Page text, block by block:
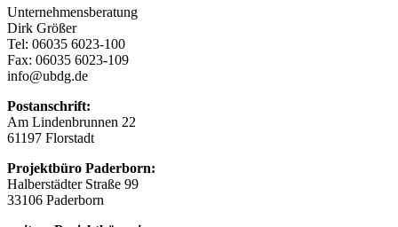
Unternehmensberatung
Dirk Größer
Tel: 06035 6023-100
Fax: 06035 6023-109
info@ubdg.de
Postanschrift:
Am Lindenbrunnen 22
61197 Florstadt
Projektbüro Paderborn:
Halberstädter Straße 99
33106 Paderborn